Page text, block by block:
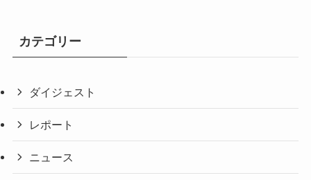
カテゴリー
ダイジェスト
レポート
ニュース